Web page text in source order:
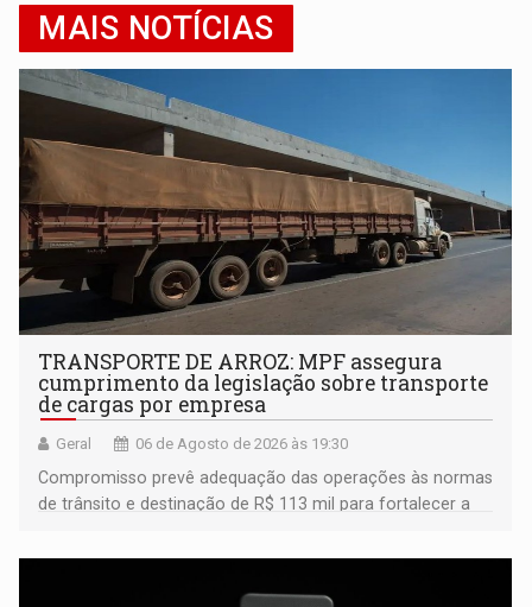
MAIS NOTÍCIAS
TRANSPORTE DE ARROZ: MPF assegura
cumprimento da legislação sobre transporte
de cargas por empresa
Geral 06 de Agosto de 2026 às 19:30
Compromisso prevê adequação das operações às normas
de trânsito e destinação de R$ 113 mil para fortalecer a